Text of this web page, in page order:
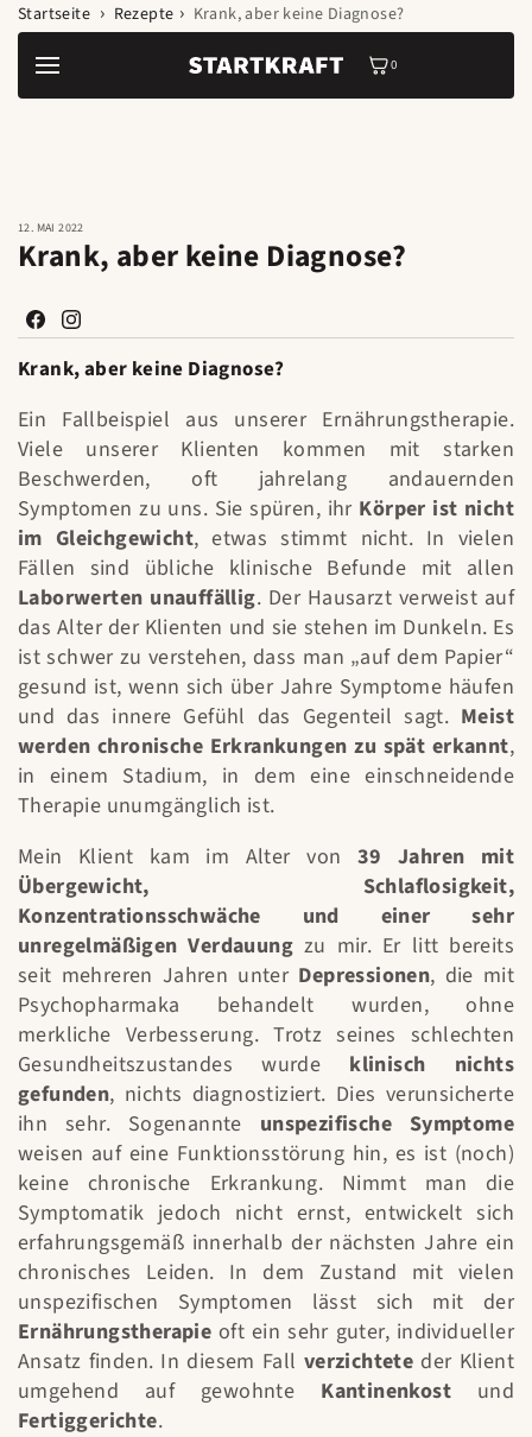
Zum Inhalt
springen
00
Startseite Rezepte Krank, aber keine Diagnose?
12. MAI 2022
Krank, aber keine Diagnose?
Facebook
Instagram
Krank, aber keine Diagnose?
Ein Fallbeispiel aus unserer Ernährungstherapie.
Viele unserer Klienten kommen mit starken
Beschwerden, oft jahrelang andauernden
Symptomen zu uns. Sie spüren, ihr Körper ist nicht
im Gleichgewicht, etwas stimmt nicht. In vielen
Fällen sind übliche klinische Befunde mit allen
Laborwerten unauffällig. Der Hausarzt verweist auf
das Alter der Klienten und sie stehen im Dunkeln. Es
ist schwer zu verstehen, dass man „auf dem Papier“
gesund ist, wenn sich über Jahre Symptome häufen
und das innere Gefühl das Gegenteil sagt. Meist
werden chronische Erkrankungen zu spät erkannt,
in einem Stadium, in dem eine einschneidende
Therapie unumgänglich ist.
Mein Klient kam im Alter von 39 Jahren mit
Übergewicht, Schlaflosigkeit,
Konzentrationsschwäche und einer sehr
unregelmäßigen Verdauung zu mir. Er litt bereits
seit mehreren Jahren unter Depressionen, die mit
Psychopharmaka behandelt wurden, ohne
merkliche Verbesserung. Trotz seines schlechten
Gesundheitszustandes wurde klinisch nichts
gefunden, nichts diagnostiziert. Dies verunsicherte
ihn sehr. Sogenannte unspezifische Symptome
weisen auf eine Funktionsstörung hin, es ist (noch)
keine chronische Erkrankung. Nimmt man die
Symptomatik jedoch nicht ernst, entwickelt sich
erfahrungsgemäß innerhalb der nächsten Jahre ein
chronisches Leiden. In dem Zustand mit vielen
unspezifischen Symptomen lässt sich mit der
Ernährungstherapie oft ein sehr guter, individueller
Ansatz finden. In diesem Fall verzichtete der Klient
umgehend auf gewohnte Kantinenkostund
Fertiggerichte.